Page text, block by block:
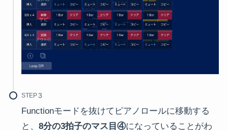
STEP
Functionモードを抜けてピアノロールに移動する
と、 8分の3拍子のマス目④になっていることがわ